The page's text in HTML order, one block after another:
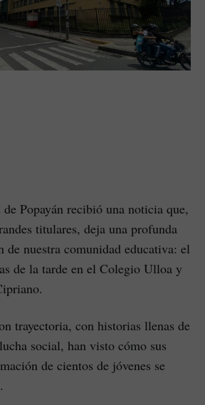
Popayán recibió una noticia que,
titulares, deja una profunda
de nuestra comunidad educativa: el
de la tarde en el Colegio Ulloa y
trayectoria, con historias llenas de
social, han visto cómo sus
de cientos de jóvenes se